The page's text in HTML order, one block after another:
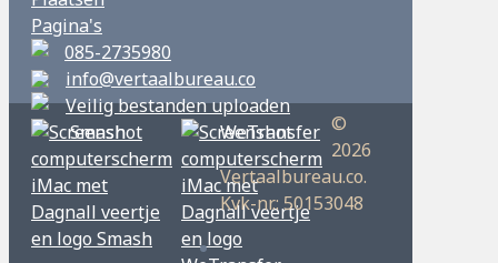
Pagina's
085-2735980
info@vertaalbureau.co
Veilig bestanden uploaden
Smash
WeTransfer ©
2026
Vertaalbureau.co.
Kvk-nr.: 50153048